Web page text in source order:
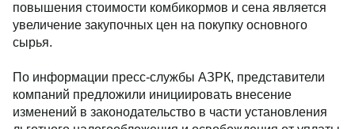
повышения стоимости комбикормов и сена является
увеличение закупочных цен на покупку основного
сырья.
По информации пресс-службы АЗРК, представители
компаний предложили инициировать внесение
изменений в законодательство в части установления